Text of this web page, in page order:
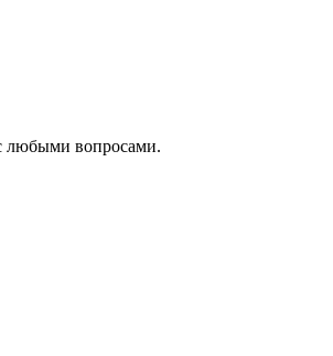
любыми вопросами.